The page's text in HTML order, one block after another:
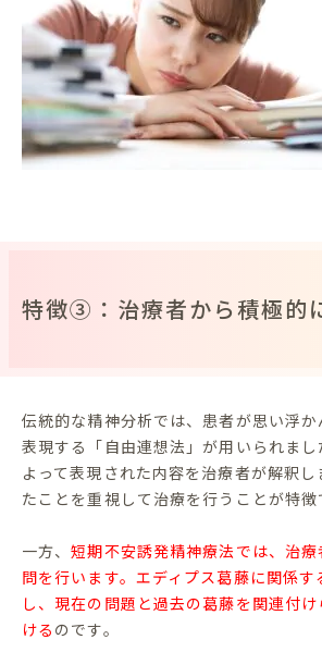
特徴③：治療者から積極的
伝統的な精神分析では、患者が思い浮
表現する「自由連想法」が用いられま
よって表現された内容を治療者が解釈し
たことを重視して治療を行うことが特徴
一方、短期不安誘発精神療法では、治
問を行います。エディプス葛藤に関係す
し、現在の問題と過去の葛藤を関連付
ける のです。